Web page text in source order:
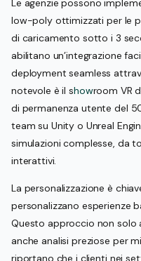
Le agenzie possono
low-poly ottimizzati per le
di caricamento sotto i 3
abilitano un’integrazione
deployment seamless
notevole è il showroom VR
di permanenza utente del
team su Unity o Unreal
simulazioni complesse, da
interattivi.
La personalizzazione è
personalizzano esperienze
Questo approccio non solo
anche analisi preziose per
riportano che i clienti nei